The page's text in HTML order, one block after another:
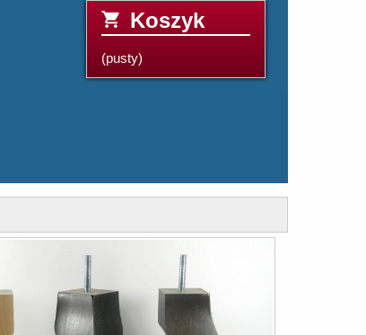
Koszyk
(pusty)